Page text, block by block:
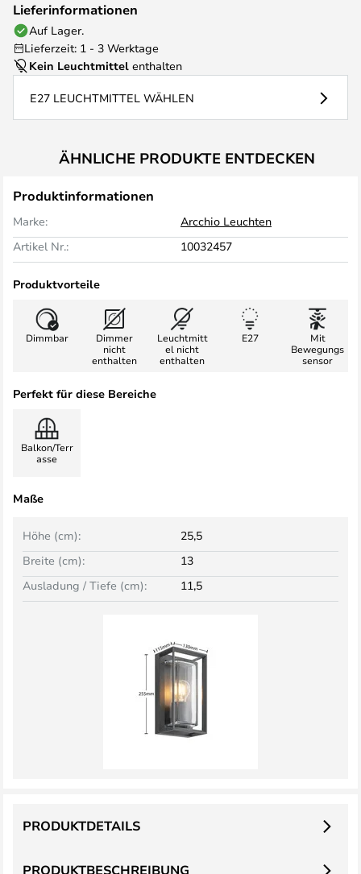
Lieferinformationen
Auf Lager.
Lieferzeit: 1 - 3 Werktage
Kein Leuchtmittel enthalten
E27 LEUCHTMITTEL WÄHLEN
ÄHNLICHE PRODUKTE ENTDECKEN
Produktinformationen
Marke:
Arcchio Leuchten
Artikel Nr.:
10032457
Produktvorteile
Dimmbar
Dimmer
nicht
enthalten
Leuchtmitt
el nicht
enthalten
E27
Mit
Bewegungs
sensor
Perfekt für diese Bereiche
Balkon/Terr
asse
Maße
Breite (cm): 13
Höhe (cm): 25,5
Ausladung / Tiefe (cm): 11,5
PRODUKTBESCHREIBUNG
PRODUKTDETAILS